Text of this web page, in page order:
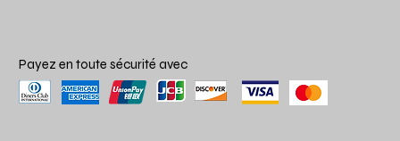
Payez en toute sécurité avec